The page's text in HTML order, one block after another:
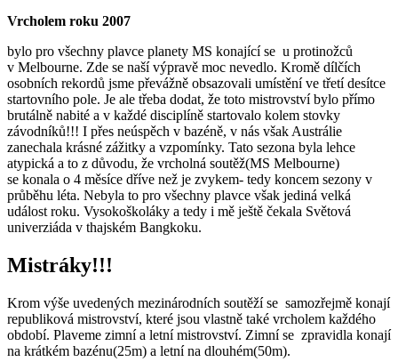
Vrcholem roku 2007
bylo pro všechny plavce planety MS konající se u protinožců
v Melbourne. Zde se naší výpravě moc nevedlo. Kromě dílčích
osobních rekordů jsme převážně obsazovali umístění ve třetí desítce
startovního pole. Je ale třeba dodat, že toto mistrovství bylo přímo
brutálně nabité a v každé disciplíně startovalo kolem stovky
závodníků!!! I přes neúspěch v bazéně, v nás však Austrálie
zanechala krásné zážitky a vzpomínky. Tato sezona byla lehce
atypická a to z důvodu, že vrcholná soutěž(MS Melbourne)
se konala o 4 měsíce dříve než je zvykem- tedy koncem sezony v
průběhu léta. Nebyla to pro všechny plavce však jediná velká
událost roku. Vysokoškoláky a tedy i mě ještě čekala Světová
univerziáda v thajském Bangkoku.
Mistráky!!!
Krom výše uvedených mezinárodních soutěží se samozřejmě konají
republiková mistrovství, které jsou vlastně také vrcholem každého
období. Plaveme zimní a letní mistrovství. Zimní se zpravidla konají
na krátkém bazénu(25m) a letní na dlouhém(50m).